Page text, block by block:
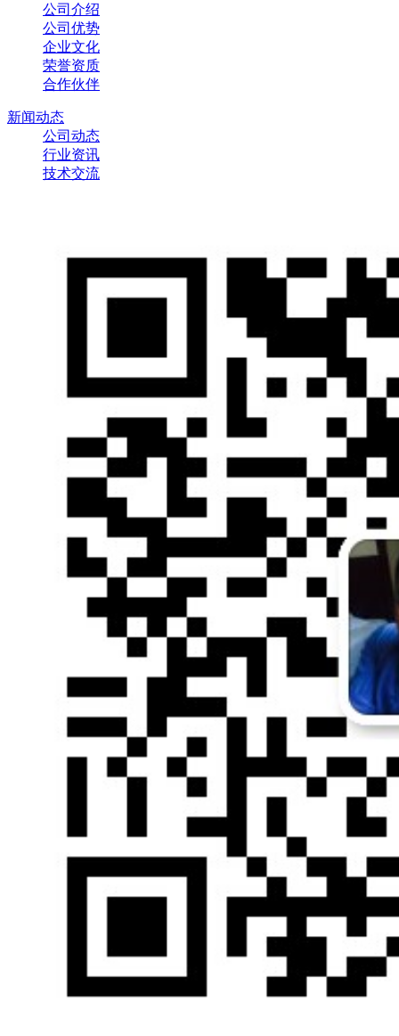
公司介绍
公司优势
企业文化
荣誉资质
合作伙伴
新闻动态
公司动态
行业资讯
技术交流